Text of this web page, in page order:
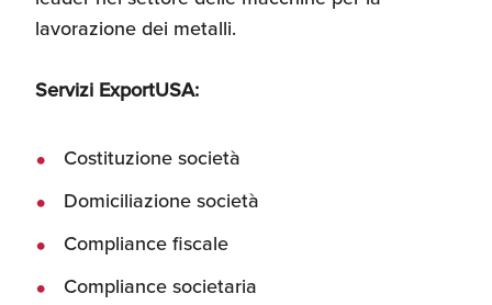
lavorazione dei metalli.
Servizi ExportUSA:
Costituzione società
Domiciliazione società
Compliance fiscale
Compliance societaria